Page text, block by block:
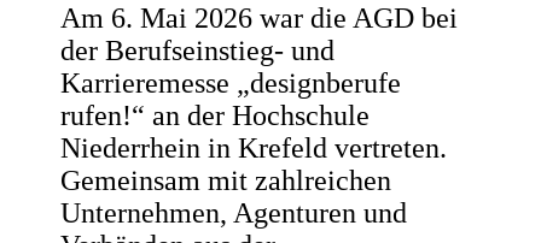
Am 6. Mai 2026 war die AGD bei
der Berufseinstieg- und
Karrieremesse „designberufe
rufen!“ an der Hochschule
Niederrhein in Krefeld vertreten.
Gemeinsam mit zahlreichen
Unternehmen, Agenturen und